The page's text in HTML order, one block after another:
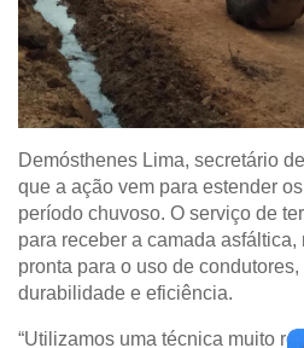
Demósthenes Lima, secretário
que a ação vem para estender
período chuvoso. O serviço de
para receber a camada asfáltica,
pronta para o uso de
durabilidade e eficiência.
“Utilizamos uma técnica muito